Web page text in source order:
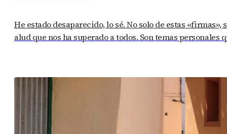
He estado desaparecido, lo sé. No solo de estas
alud que nos ha superado a todos. Son temas